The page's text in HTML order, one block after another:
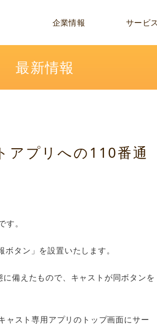
企業情報 サービス
最新情報
アプリへの110番通
。
タン」を設置いたします。
備えたもので、キャストが同ボタンを
ャスト専用アプリのトップ画面にサー